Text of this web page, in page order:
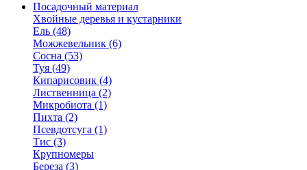
Посадочный материал
Хвойные деревья и кустарники
Ель (48)
Можжевельник (6)
Сосна (53)
Туя (49)
Кипарисовик (4)
Лиственница (2)
Микробиота (1)
Пихта (2)
Псевдотсуга (1)
Тис (3)
Крупномеры
Береза (3)